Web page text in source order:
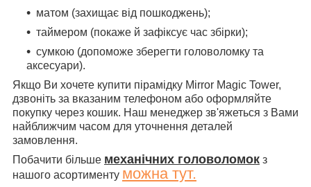
матом (захищає від пошкоджень);
таймером (покаже й зафіксує час збірки);
сумкою (допоможе зберегти головоломку та
аксесуари).
Якщо Ви хочете купити пірамідку Mirror Magic Tower,
дзвоніть за вказаним телефоном або оформляйте
покупку через кошик. Наш менеджер зв'яжеться з Вами
найближчим часом для уточнення деталей
замовлення.
Побачити більше механічних головоломок з
нашого асортименту можна тут.